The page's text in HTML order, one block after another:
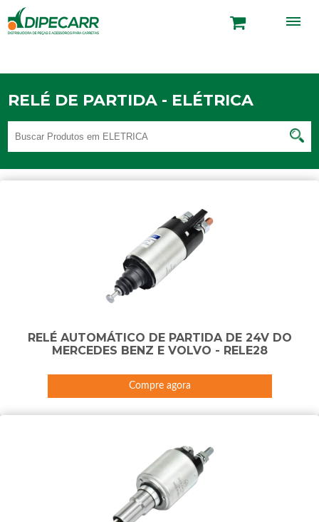
RELÉ DE PARTIDA - ELÉTRICA
RELÉ AUTOMÁTICO DE PARTIDA DE 24V DO
MERCEDES BENZ E VOLVO - RELE28
Compre agora